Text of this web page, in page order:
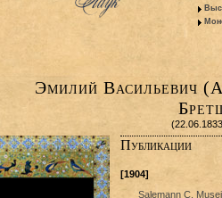
Эмилий Васильевич
Публикации
[1904]
Salemann C.